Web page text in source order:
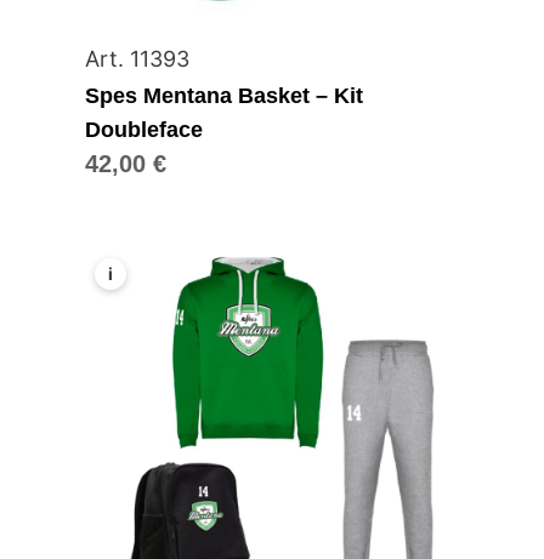
Art. 11393
Spes Mentana Basket – Kit
Doubleface
42,00€
i